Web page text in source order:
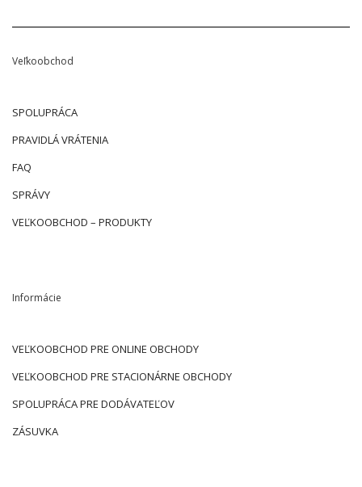
Veľkoobchod
SPOLUPRÁCA
PRAVIDLÁ VRÁTENIA
FAQ
SPRÁVY
VEĽKOOBCHOD – PRODUKTY
Informácie
VEĽKOOBCHOD PRE ONLINE OBCHODY
VEĽKOOBCHOD PRE STACIONÁRNE OBCHODY
SPOLUPRÁCA PRE DODÁVATEĽOV
ZÁSUVKA